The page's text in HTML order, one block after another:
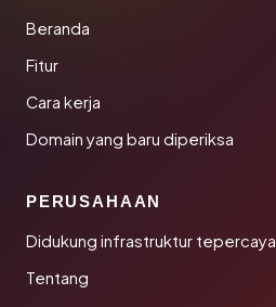
Beranda
Fitur
Cara kerja
Domain yang baru diperiksa
PERUSAHAAN
Didukung infrastruktur tepercaya
Tentang